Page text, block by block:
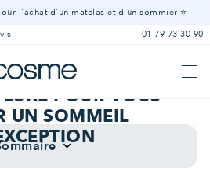
l'achat d'un matelas et d'un sommier ⭐
01 79 73 30 90
de 15 ans
Sommiers Mobilier
Linge
à 15 ans
CouettesLinge
de lit
Protection
de literie
ansAffiche
bébé
Offres
DE GAMME :
LITERIE FAIT LE
POUR VOUS
UN SOMMEIL
keyboard_arrow_down